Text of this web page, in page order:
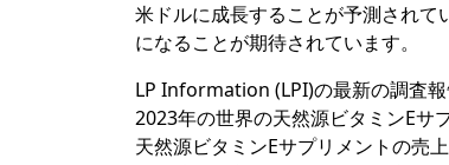
米ドルに成長することが予測されて
になることが期待されています。
LP Information (LPI)の最新の調査報
2023年の世界の天然源ビタミンEサ
天然源ビタミンEサプリメントの売